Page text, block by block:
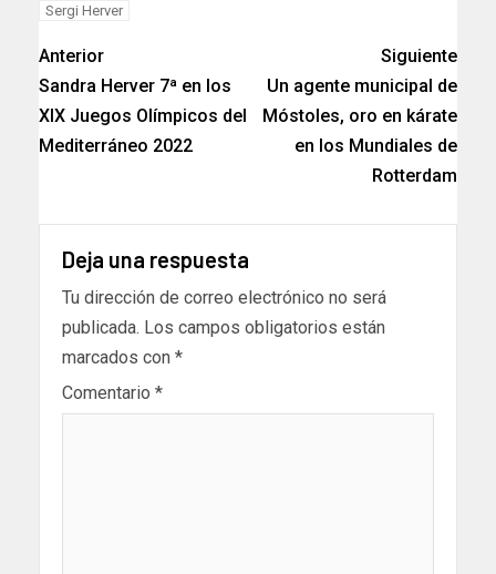
Sergi Herver
Anterior
Sandra Herver 7ª en los
XIX Juegos Olímpicos del
Mediterráneo 2022
Siguiente
Un agente municipal de
Móstoles, oro en kárate
en los Mundiales de
Rotterdam
Deja una respuesta
Tu dirección de correo electrónico no será
publicada. Los campos obligatorios están
marcados con *
Comentario *